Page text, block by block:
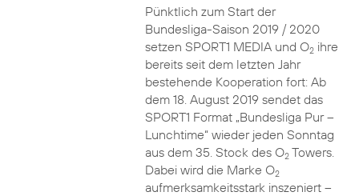
Pünktlich zum Start der
Bundesliga-Saison 2019 / 2020
setzen SPORT1 MEDIA und O2ihre
bereits seit dem letzten Jahr
bestehende Kooperation fort: Ab
dem 18. August 2019 sendet das
SPORT1 Format „Bundesliga Pur –
Lunchtime“ wieder jeden Sonntag
aus dem 35. Stock des O2Towers.
Dabei wird die Marke O2
aufmerksamkeitsstark inszeniert –